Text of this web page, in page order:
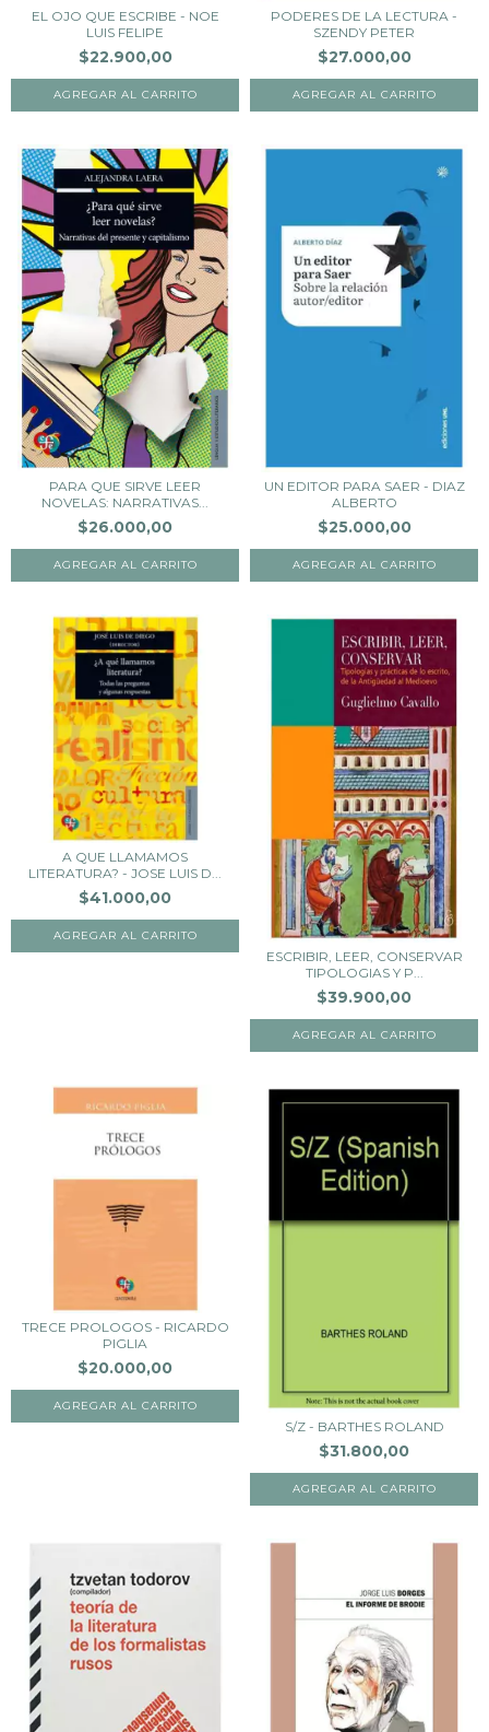
EL OJO QUE ESCRIBE - NOE
LUIS FELIPE
$22.900,00
PODERES DE LA LECTURA -
SZENDY PETER
$27.000,00
PARA QUE SIRVE LEER
NOVELAS: NARRATIVAS...
$26.000,00
UN EDITOR PARA SAER - DIAZ
ALBERTO
$25.000,00
A QUE LLAMAMOS
LITERATURA? - JOSE LUIS D...
$41.000,00
ESCRIBIR, LEER, CONSERVAR
TIPOLOGIAS Y P...
$39.900,00
TRECE PROLOGOS - RICARDO
PIGLIA
$20.000,00
S/Z - BARTHES ROLAND
$31.800,00